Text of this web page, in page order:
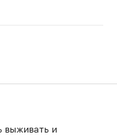
выживать и